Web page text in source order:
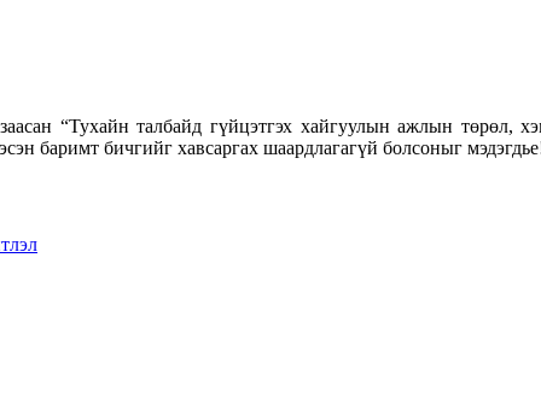
“Тухайн талбайд гүйцэтгэх хайгуулын ажлын төрөл,
баримт бичгийг хавсаргах шаардлагагүй болсоныг